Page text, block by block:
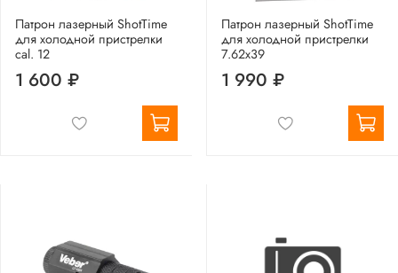
Патрон лазерный ShotTime
для холодной пристрелки
cal. 12
1 600 ₽
Патрон лазерный ShotTime
для холодной пристрелки
7.62x39
1 990 ₽